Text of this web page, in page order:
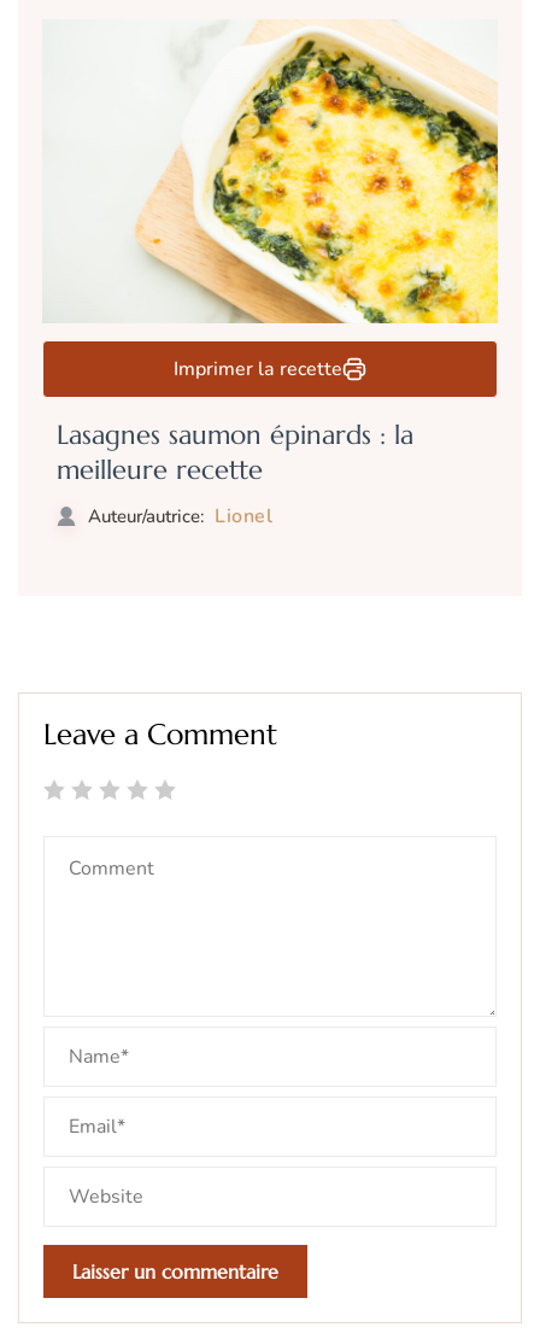
Imprimer la recette
Lasagnes saumon épinards : la
meilleure recette
Auteur/autrice: Lionel
Leave a Comment